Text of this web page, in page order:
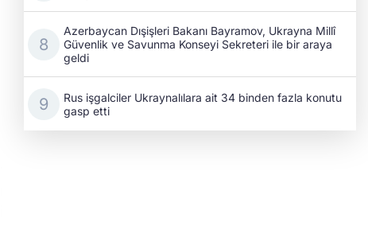
Azerbaycan Dışişleri Bakanı Bayramov, Ukrayna Millî
Güvenlik ve Savunma Konseyi Sekreteri ile bir araya
geldi
Rus işgalciler Ukraynalılara ait 34 binden fazla konutu
gasp etti